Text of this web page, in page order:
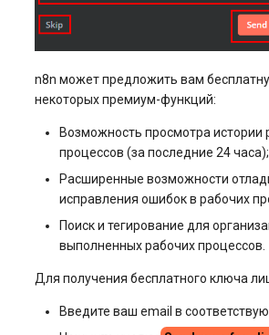
n8n может предложить вам
некоторых премиум-функций:
Возможность просмотра истории
процессов (за последние 24 часа);
Расширенные возможности
исправления ошибок в рабочих
Поиск и тегирование для
выполненных рабочих процессов.
Для получения бесплатного ключа
Введите ваш email в